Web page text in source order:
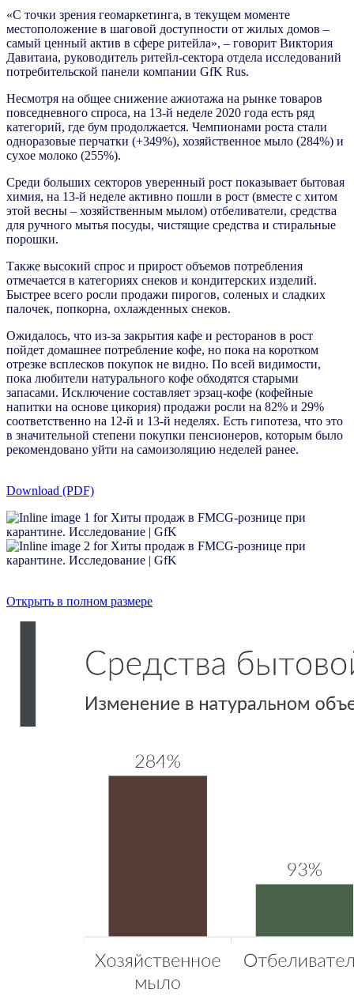
«С точки зрения геомаркетинга, в текущем моменте
местоположение в шаговой доступности от жилых домов –
самый ценный актив в сфере ритейла», – говорит Виктория
Давитаиа, руководитель ритейл-сектора отдела исследований
потребительской панели компании GfK Rus.
Несмотря на общее снижение ажиотажа на рынке товаров
повседневного спроса, на 13-й неделе 2020 года есть ряд
категорий, где бум продолжается. Чемпионами роста стали
одноразовые перчатки (+349%), хозяйственное мыло (284%) и
сухое молоко (255%).
Среди больших секторов уверенный рост показывает бытовая
химия, на 13-й неделе активно пошли в рост (вместе с хитом
этой весны – хозяйственным мылом) отбеливатели, средства
для ручного мытья посуды, чистящие средства и стиральные
порошки.
Также высокий спрос и прирост объемов потребления
отмечается в категориях снеков и кондитерских изделий.
Быстрее всего росли продажи пирогов, соленых и сладких
палочек, попкорна, охлажденных снеков.
Ожидалось, что из-за закрытия кафе и ресторанов в рост
пойдет домашнее потребление кофе, но пока на коротком
отрезке всплесков покупок не видно. По всей видимости,
пока любители натурального кофе обходятся старыми
запасами. Исключение составляет эрзац-кофе (кофейные
напитки на основе цикория) продажи росли на 82% и 29%
соответственно на 12-й и 13-й неделях. Есть гипотеза, что это
в значительной степени покупки пенсионеров, которым было
рекомендовано уйти на самоизоляцию неделей ранее.
Download (PDF)
Открыть в полном размере